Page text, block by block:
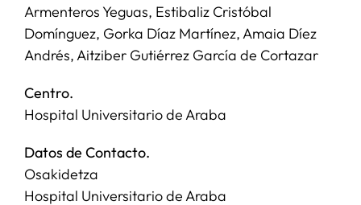
Armenteros Yeguas, Estibaliz Cristóbal
Domínguez, Gorka Díaz Martínez, Amaia Díez
Andrés, Aitziber Gutiérrez García de Cortazar
Centro.
Hospital Universitario de Araba
Datos de Contacto.
Osakidetza
Hospital Universitario de Araba